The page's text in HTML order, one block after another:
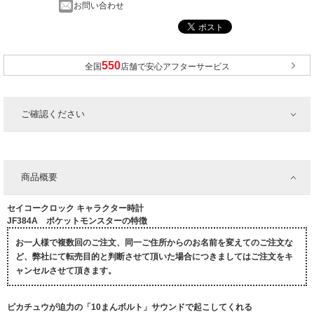
お問い合わせ
全国 店舗で安心アフターサービス
ご確認ください
商品概要
セイコークロック キャラクター時計
JF384A ポケットモンスターの特徴
お一人様で複数回のご注文、同一ご住所からのお名前を変えてのご注文な
ど、弊社にて転売目的と判断させて頂いた場合につきましてはご注文をキ
ャンセルさせて頂きます。
ピカチュウが迫力の「10まんボルト」サウンドで起こしてくれる